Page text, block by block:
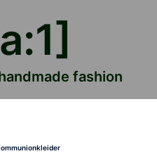
fashion